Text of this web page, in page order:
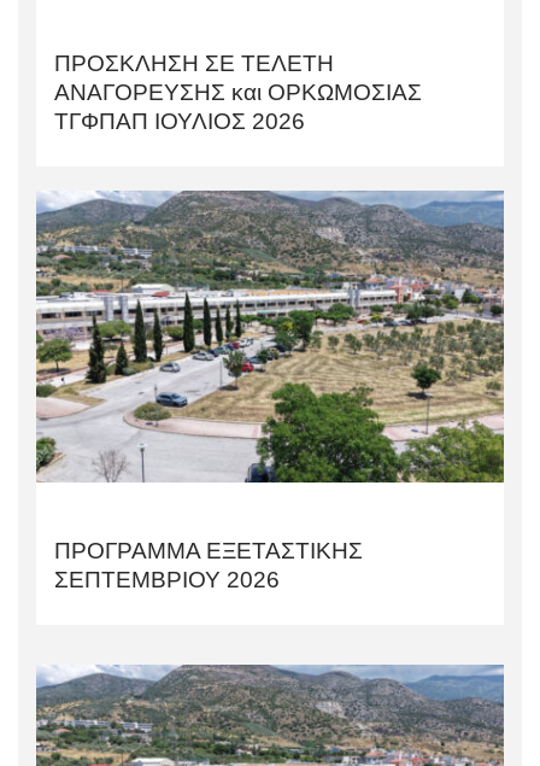
ΠΡΟΣΚΛΗΣΗ ΣΕ ΤΕΛΕΤΗ
AΝΑΓΟΡΕΥΣΗΣ και ΟΡΚΩΜΟΣΙΑΣ
TΓΦΠΑΠ ΙΟΥΛΙΟΣ 2026
ΠΡΟΓΡΑΜΜΑ ΕΞΕΤΑΣΤΙΚΗΣ
ΣΕΠΤΕΜΒΡΙΟΥ 2026